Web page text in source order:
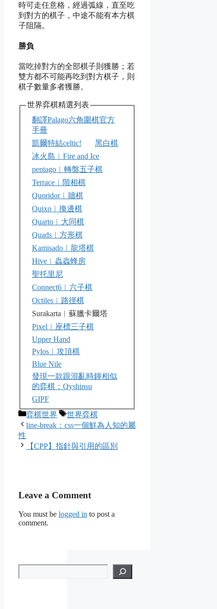
時可走任意格，經過弧線，直至吃
到對方的棋子，中途不能有本方棋
子阻隔。
勝負
當吃掉對方的全部棋子則獲勝；若
雙方都不可能再吃到對方棋子，則
棋子數量多者獲勝。
世界弈棋精選列表
翻譯Palago六角圍棋官方
手冊
凱爾特結celtic!
黑白棋
冰火島︱Fire and Ice
pentago︱轉盤五子棋
Terrace︱階相棋
Quoridor︱牆棋
Quixo︱換邊棋
Quarto︱大同棋
Quads︱方形棋
Kamisado︱龍塔棋
Hive︱蟲蟲蜂房
聖托里尼
Connect6︱六子棋
Octiles︱路徑棋
Surakarta︱蘇臘卡爾塔
Pixel︱座標三子棋
Upper Hand
Pylos︱攻頂棋
Blue Nile
發現一款跟混亂時鐘相似
的弈棋：Qyshinsu
GIPF
Categories
弈棋世界 Tags
世界弈棋
line-break：css一個鮮為人知的屬
性
【CPP】指針與引用的區別
Leave a Comment
You must be logged in to post a
comment.